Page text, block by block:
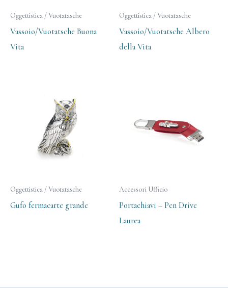
Oggettistica / Vuotatasche
Vassoio/Vuotatsche Buona
Vita
Oggettistica / Vuotatasche
Vassoio/Vuotatsche Albero
della Vita
Oggettistica / Vuotatasche
Gufo fermacarte grande
Accessori Ufficio
Portachiavi – Pen Drive
Laurea